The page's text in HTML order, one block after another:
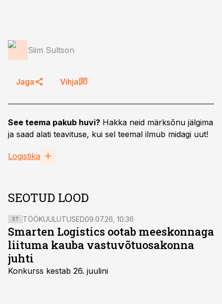
Siim Sultson
Jaga Vihja
See teema pakub huvi? Hakka neid märksõnu jälgima
ja saad alati teavituse, kui sel teemal ilmub midagi uut!
Logistika
SEOTUD LOOD
ST TÖÖKUULUTUSED09.07.26, 10:36
Smarten Logistics ootab meeskonnaga
liituma kauba vastuvõtuosakonna
juhti
Konkurss kestab 26. juulini